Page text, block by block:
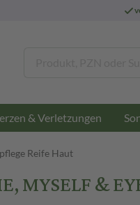
& Verletzungen
Reife Haut
MYSELF &